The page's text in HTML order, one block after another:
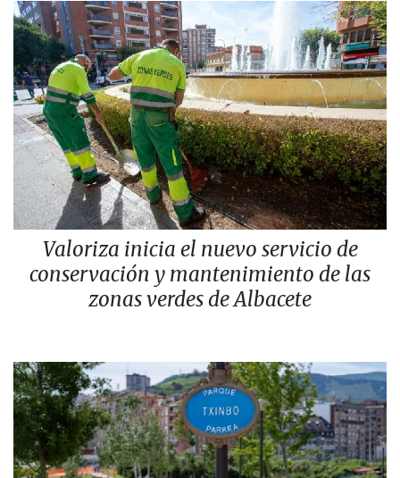
Valoriza inicia el nuevo servicio de
conservación y mantenimiento de las
zonas verdes de Albacete